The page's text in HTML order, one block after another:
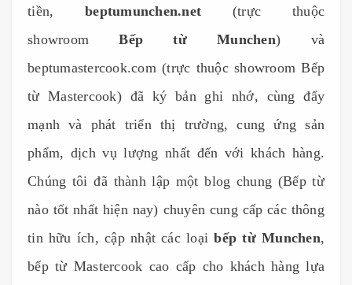
tiền, beptumunchen.net (trực thuộc
showroomBếp từ Munchen) và
beptumastercook.com (trực thuộc showroom Bếp
từ Mastercook) đã ký bản ghi nhớ, cùng đẩy
mạnh và phát triển thị trường, cung ứng sản
phẩm, dịch vụ lượng nhất đến với khách hàng.
Chúng tôi đã thành lập một blog chung (Bếp từ
nào tốt nhất hiện nay) chuyên cung cấp các thông
tin hữu ích, cập nhật các loạibếp từ Munchen,
bếp từ Mastercook cao cấp cho khách hàng lựa